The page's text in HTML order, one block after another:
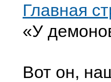
Главная
«У
Вот он,